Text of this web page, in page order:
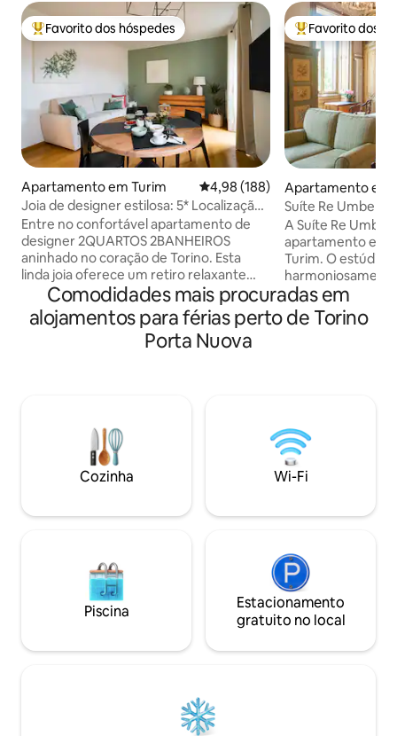
Favoritos dos hóspedes mais apreciados
Favorito dos hóspedes
Apartamento em Turim Classificação média de 4,98 em
4,98 (188)
Joia de designer estilosa: 5* Localização
central, varanda
Entre no confortável apartamento de
designer 2QUARTOS 2BANHEIROS
aninhado no coração de Torino. Esta
linda joia oferece um retiro relaxante
perto da Piazza San Carlo, Mole
Antonelliana, Jardins Reais e muitos
restaurantes, lojas e marcos históricos.
O design elegante, localização
chique Cozinha ✔ totalmente equipada
✔ Varanda ✔ Smart TV Wi-Fi de✔ alta
velocidade Veja mais abaixo!
Favoritos dos
Favorito dos
Apartamento em
Suíte Re Umberto
A Suíte Re
apartamento
Turim. O estúdio
modernos (ar
fibra super
da tradição
com vidro triplo
maio de 2025!
Comodidades mais procuradas em
alojamentos para férias perto de Torino
Porta Nuova
Cozinha Wi-Fi
Piscina
Estacionamento
gratuito no local